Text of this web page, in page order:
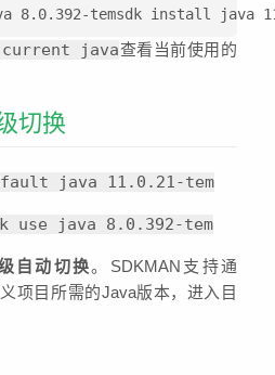
8.0.392-temsdk install java
java查看当前使用的
切换
java 11.0.21-tem
use java 8.0.392-tem
自动切换。SDKMAN支持通
项目所需的Java版本，进入目